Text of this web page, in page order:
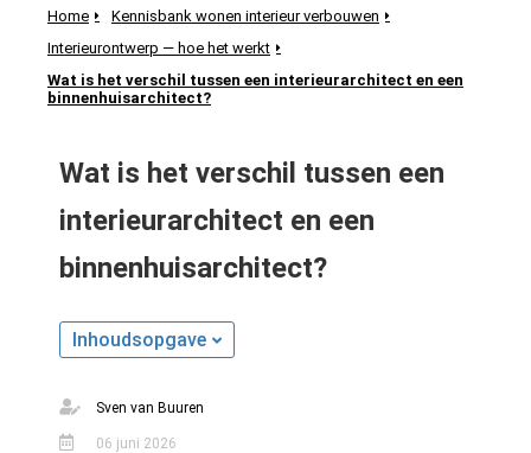
Home
Kennisbank wonen interieur verbouwen
Interieurontwerp — hoe het werkt
Wat is het verschil tussen een interieurarchitect en een
binnenhuisarchitect?
Wat is het verschil tussen een
interieurarchitect en een
binnenhuisarchitect?
Inhoudsopgave
Sven van Buuren
06 juni 2026
over
van
om